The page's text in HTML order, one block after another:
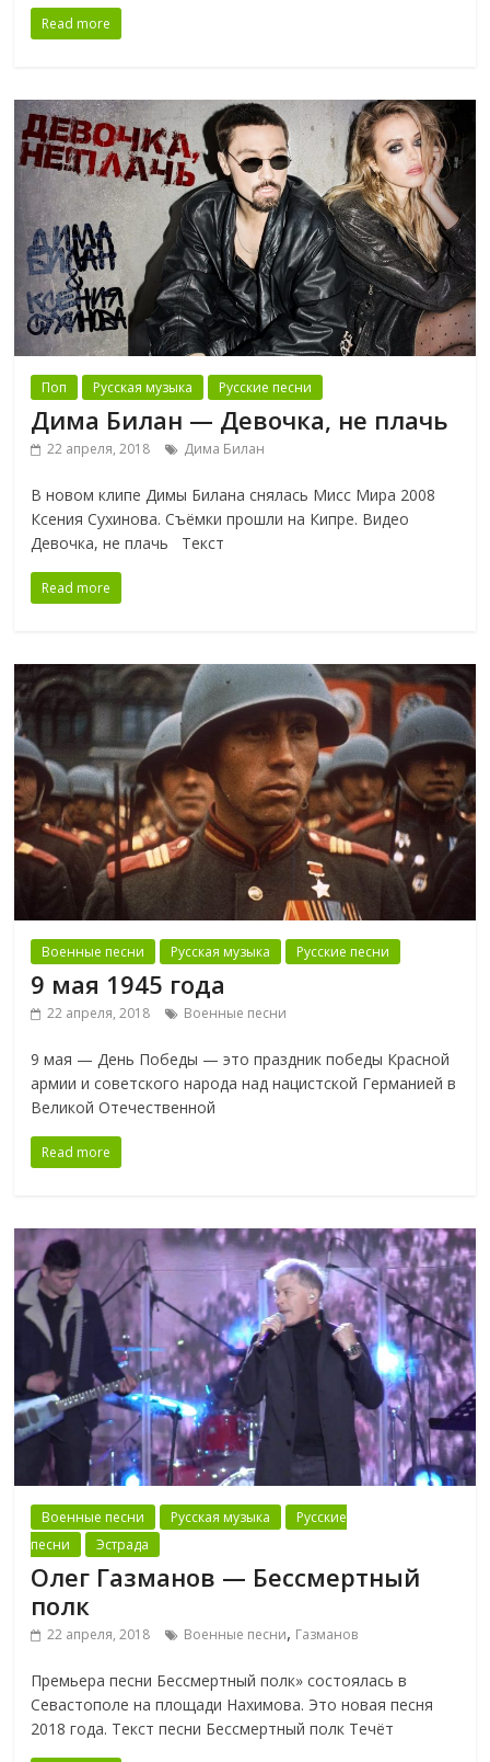
Read more
Поп Русская музыка Русские песни
Дима Билан — Девочка, не плачь
22 апреля, 2018 Дима Билан
В новом клипе Димы Билана снялась Мисс Мира 2008
Ксения Сухинова. Съёмки прошли на Кипре. Видео
Девочка, не плачь Текст
Read more
Военные песни Русская музыка Русские песни
9 мая 1945 года
22 апреля, 2018 Военные песни
9 мая — День Победы — это праздник победы Красной
армии и советского народа над нацистской Германией в
Великой Отечественной
Read more
Военные песни Русская музыка
Русские
песни
Эстрада
Олег Газманов — Бессмертный
полк
22 апреля, 2018 Военные песни, Газманов
Премьера песни Бессмертный полк» состоялась в
Севастополе на площади Нахимова. Это новая песня
2018 года. Текст песни Бессмертный полк Течёт